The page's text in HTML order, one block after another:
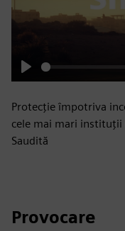
Play
Protecție împotriva
cele mai mari
Saudită
Provocare